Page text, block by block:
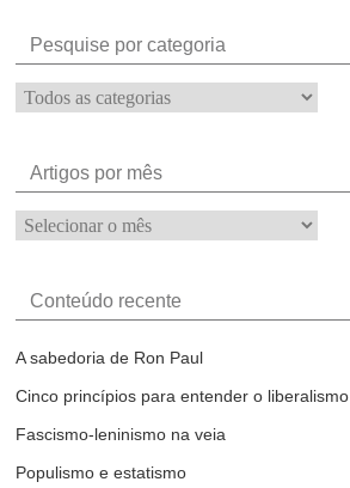
Pesquise por categoria
Artigos por mês
Artigos
por
Conteúdo recente
A sabedoria de Ron Paul
Cinco princípios para entender o liberalismo
Fascismo-leninismo na veia
Populismo e estatismo